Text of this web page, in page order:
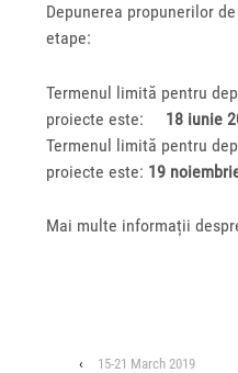
Depunerea propunerilor
etape:
Termenul limită pentru
proiecte este: 18 iunie
Termenul limită pentru
proiecte este: 19
Mai multe informații
‹ 15-21 March 2019